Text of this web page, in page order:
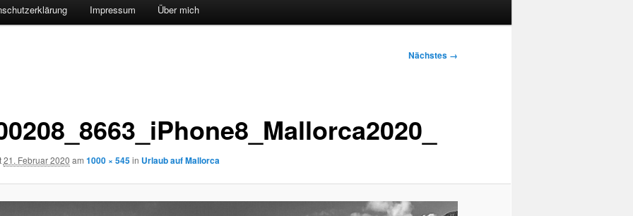
Impressum Über mich
Nächstes →
21. Februar 2020 am 1000 × 545in Urlaub auf Mallorca